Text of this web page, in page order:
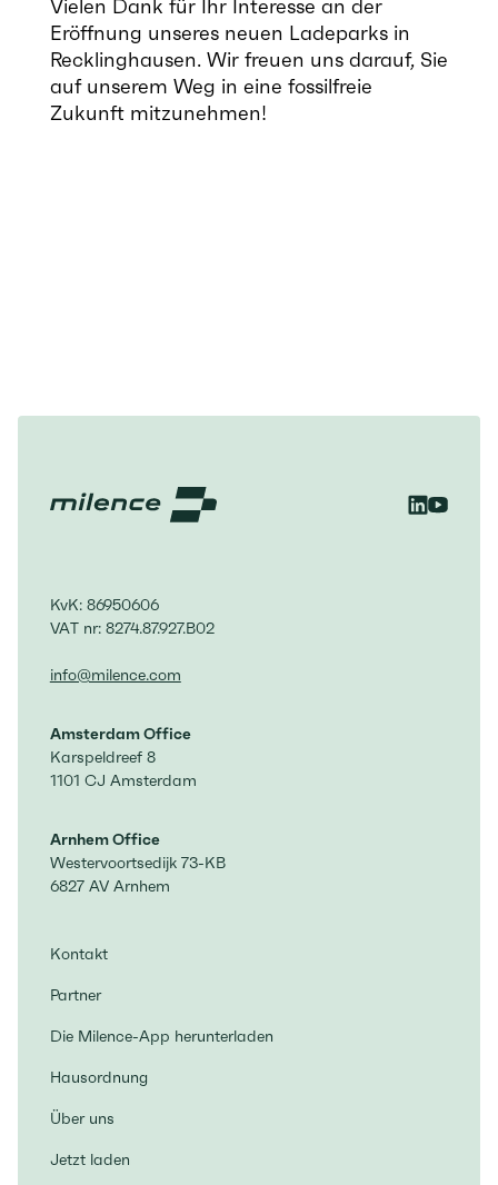
Vielen Dank für Ihr Interesse an der
Eröffnung unseres neuen Ladeparks in
Recklinghausen.​ Wir freuen uns darauf, Sie
auf unserem Weg in eine fossilfreie
Zukunft mitzunehmen!
KvK: 86950606
VAT nr: 8274.87.927.B02
info@milence.com
Amsterdam Office
Karspeldreef 8
1101 CJ Amsterdam
Arnhem Office
Westervoortsedijk 73-KB
6827 AV Arnhem
Kontakt
Partner
Die Milence-App herunterladen
Hausordnung
Über uns
Jetzt laden